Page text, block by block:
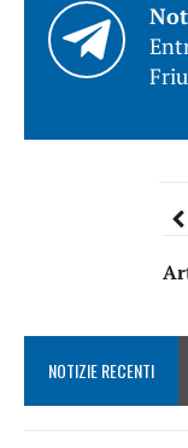
NOTIZIE RECENTI